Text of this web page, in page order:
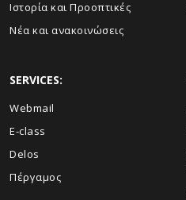
Ιστορία και Προοπτικές
Νέα και ανακοινώσεις
SERVICES:
Webmail
E-class
Delos
Πέργαμος